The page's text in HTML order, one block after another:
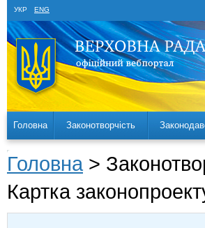
УКР ENG
Головна Законотворчість
Головна >
Картка